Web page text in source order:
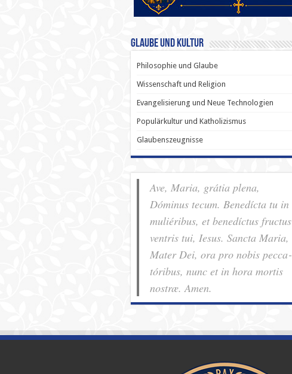
Glaube und Kultur
Philosophie und Glaube
Wissenschaft und Religion
Evangelisierung und Neue Technologien
Populärkultur und Katholizismus
Glaubenszeugnisse
Ave, Maria, grátia plena,
Dóminus tecum. Benedícta tu in
muliéribus, et benedíctus fructus
ventris tui, Iesus. Sancta Maria,
Mater Dei, ora pro nobis pec­ca­
tóribus, nunc et in hora mortis
nostræ. Amen.